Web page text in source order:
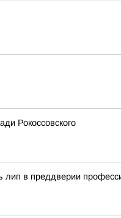
Рокоссовского
в преддверии